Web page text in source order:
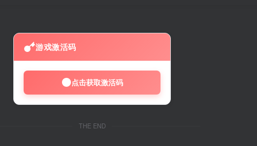
游戏激活码
点击获取激活码
THE END